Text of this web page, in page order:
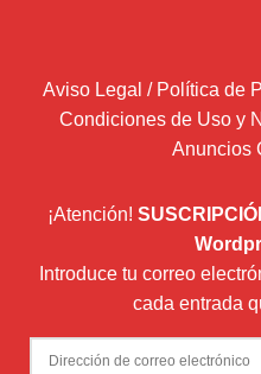
Aviso Legal / Política de
Condiciones de Uso y
Anuncios
¡Atención!
Introduce tu correo
cada entrada
Dirección